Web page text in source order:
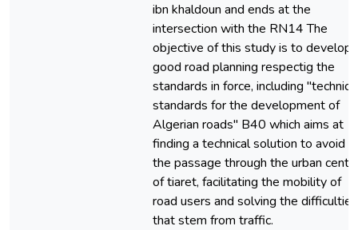
ibn khaldoun and ends at the
intersection with the RN14 The
objective of this study is to develop
good road planning respectig the
standards in force, including
standards for the development of
Algerian roads" B40 which aims at
finding a technical solution to avoid
the passage through the urban
of tiaret, facilitating the mobility of
road users and solving the difficulties
that stem from traffic.